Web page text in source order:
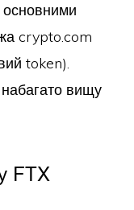
crypto.com
token).
вищу
FTX
як Coin Kickoff
Лондон, Велика